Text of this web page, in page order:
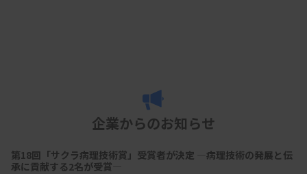
企業からのお知らせ
第18回「サクラ病理技術賞」受賞者が決定 ―病理技術の発展と伝
承に貢献する2名が受賞―